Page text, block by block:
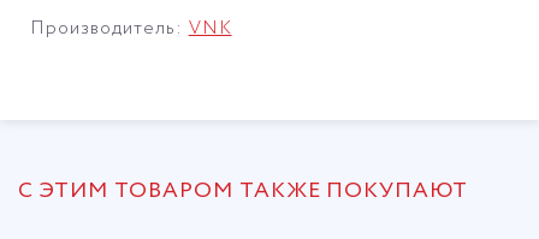
Производитель:VNK
С ЭТИМ ТОВАРОМ ТАКЖЕ ПОКУПАЮТ